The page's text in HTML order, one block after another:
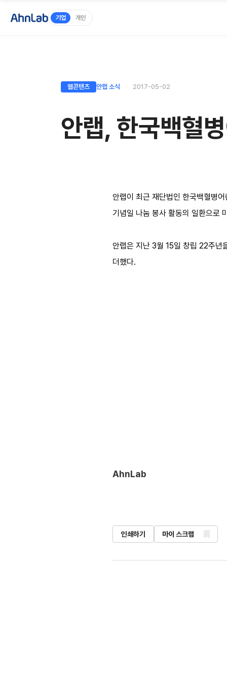
기업 개인
웹콘텐츠 안랩 소식 2017-05-02
안랩, 한국백혈
안랩이 최근 재단법인 한국백혈병
기념일 나눔 봉사 활동의 일환으로
안랩은 지난 3월 15일 창립 22주년
더했다.
AhnLab
인쇄하기 마이 스크랩